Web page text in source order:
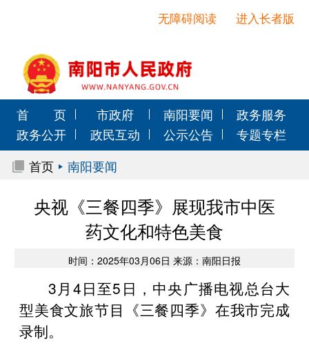
进入长者版
无障碍阅读
首 页 市政府 南阳要闻
政务服务
政务公开
政民互动 公示公告
专题专栏
首页
南阳要闻
央视《三餐四季》展现我市中医
药文化和特色美食
时间：2025年03月06日 来源：南阳日报
3月4日至5日，中央广播电视总台大
型美食文旅节目《三餐四季》在我市完成
录制。